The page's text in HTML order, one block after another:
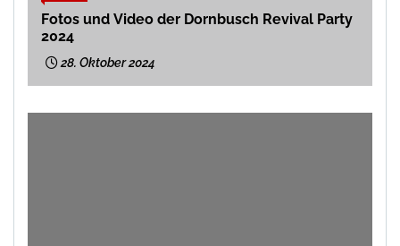
Fotos und Video der Dornbusch Revival Party
2024
28. Oktober 2024